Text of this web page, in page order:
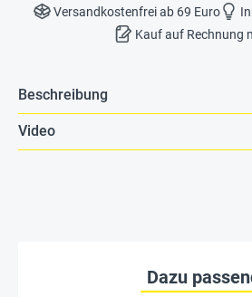
Versandkostenfrei ab 69 Euro
Kauf auf Rechnung
Beschreibung
Video
Dazu